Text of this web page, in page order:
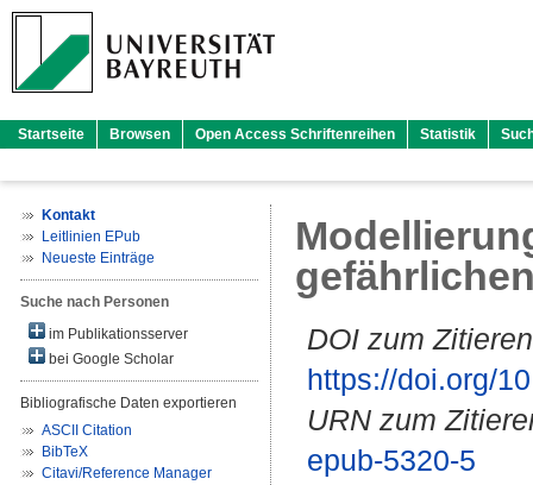
Startseite Browsen Open Access Schriftenreihen Statistik
Kontakt
Leitlinien EPub
Neueste Einträge
Suche nach Personen
im Publikationsserver
bei Google Scholar
Bibliografische Daten exportieren
ASCII Citation
BibTeX
Citavi/Reference Manager
DOI zum
https://doi.org/
URN zum
epub-5320-5